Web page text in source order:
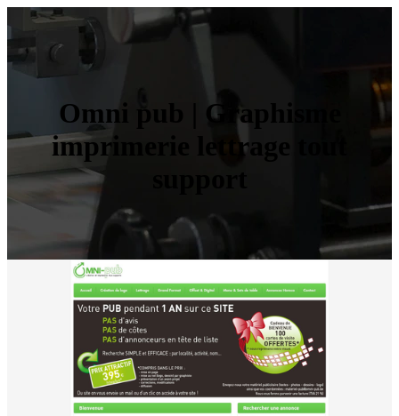
Omni pub | Graphisme
imprimerie lettrage tout